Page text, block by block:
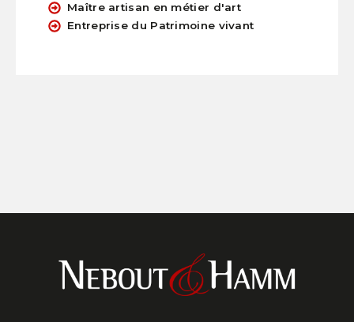
Maître artisan en métier d'art
Entreprise du Patrimoine vivant